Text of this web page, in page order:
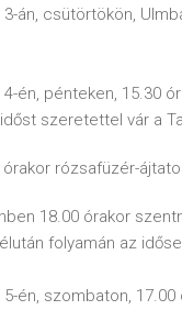
án, csütörtökön,
én, pénteken, 15.30
szeretettel vár a
órakor rózsafüzér-
18.00 órakor
folyamán az
én, szombaton,